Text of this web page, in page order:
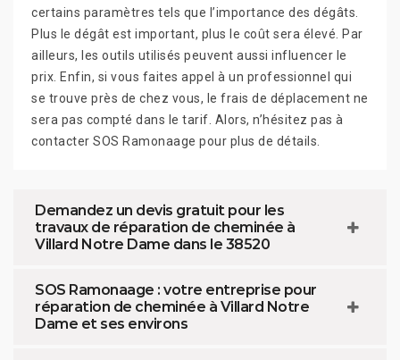
certains paramètres tels que l’importance des dégâts.
Plus le dégât est important, plus le coût sera élevé. Par
ailleurs, les outils utilisés peuvent aussi influencer le
prix. Enfin, si vous faites appel à un professionnel qui
se trouve près de chez vous, le frais de déplacement ne
sera pas compté dans le tarif. Alors, n’hésitez pas à
contacter SOS Ramonaage pour plus de détails.
Demandez un devis gratuit pour les
travaux de réparation de cheminée à
Villard Notre Dame dans le 38520
SOS Ramonaage : votre entreprise pour
réparation de cheminée à Villard Notre
Dame et ses environs